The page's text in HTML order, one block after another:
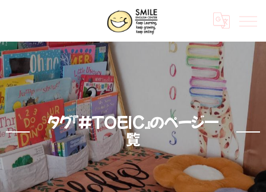
タグ『#TOEIC』のページ一
覧